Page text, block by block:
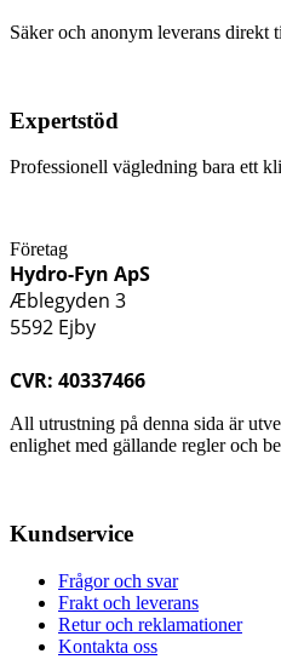
Säker och anonym leverans direkt
Expertstöd
Professionell vägledning bara ett
Företag
Hydro-Fyn ApS
Æblegyden 3
5592 Ejby
CVR: 40337466
All utrustning på denna sida är
enlighet med gällande regler och
Kundservice
Frågor och svar
Frakt och leverans
Retur och reklamationer
Kontakta oss